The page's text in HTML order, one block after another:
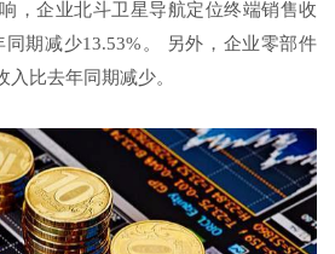
，企业北斗卫星导航定位终端销售收
同期减少13.53%。 另外，企业零部件
比去年同期减少。